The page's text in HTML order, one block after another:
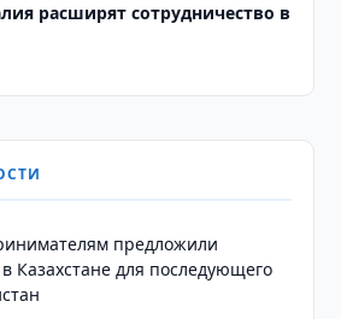
расширят сотрудничество в
предложили
Казахстане для последующего